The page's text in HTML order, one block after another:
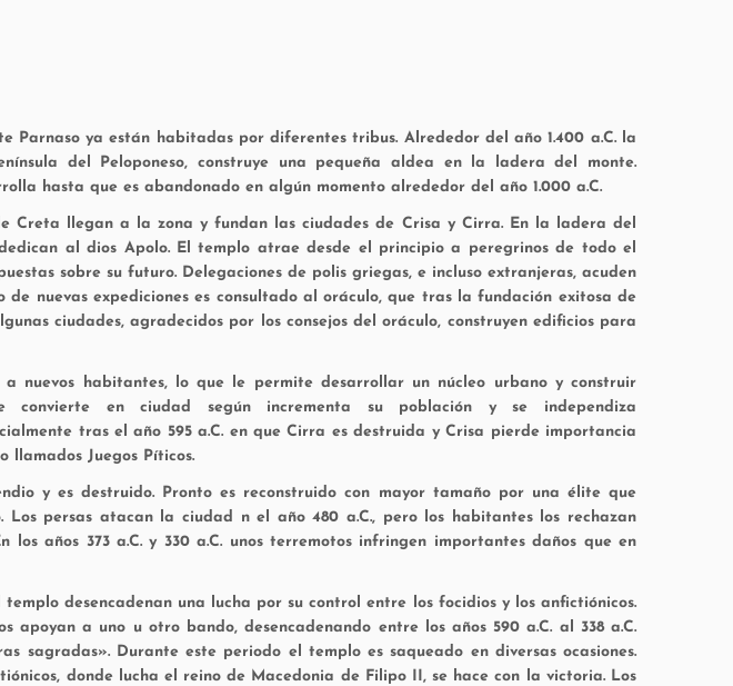
Parnaso ya están habitadas por diferentes tribus. Alrededor del año 1.400 a.C. la
del Peloponeso, construye una pequeña aldea en la ladera del monte.
hasta que es abandonado en algún momento alrededor del año 1.000 a.C.
Creta llegan a la zona y fundan las ciudades de Crisa y Cirra. En la ladera del
al dios Apolo. El templo atrae desde el principio a peregrinos de todo el
sobre su futuro. Delegaciones de polis griegas, e incluso extranjeras, acuden
de nuevas expediciones es consultado al oráculo, que tras la fundación exitosa de
ciudades, agradecidos por los consejos del oráculo, construyen edificios para
nuevos habitantes, lo que le permite desarrollar un núcleo urbano y construir
convierte en ciudad según incrementa su población y se independiza
tras el año 595 a.C. en que Cirra es destruida y Crisa pierde importancia
llamados Juegos Píticos.
y es destruido. Pronto es reconstruido con mayor tamaño por una élite que
persas atacan la ciudad n el año 480 a.C., pero los habitantes los rechazan
años 373 a.C. y 330 a.C. unos terremotos infringen importantes daños que en
desencadenan una lucha por su control entre los focidios y los anfictiónicos.
apoyan a uno u otro bando, desencadenando entre los años 590 a.C. al 338 a.C.
sagradas». Durante este periodo el templo es saqueado en diversas ocasiones.
donde lucha el reino de Macedonia de Filipo II, se hace con la victoria. Los